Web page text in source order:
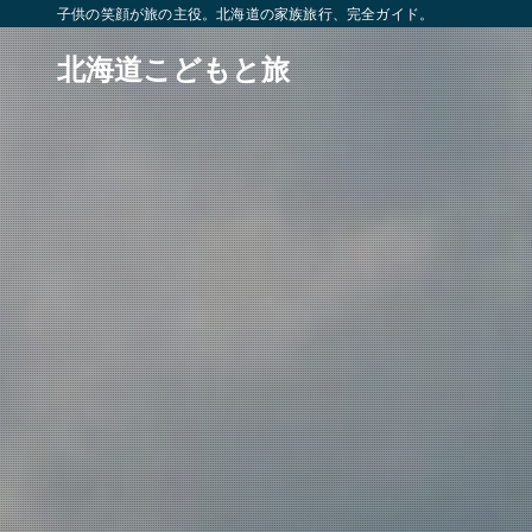
子供の笑顔が旅の主役。北海道の家族旅行、完全ガイド。
北海道こどもと旅